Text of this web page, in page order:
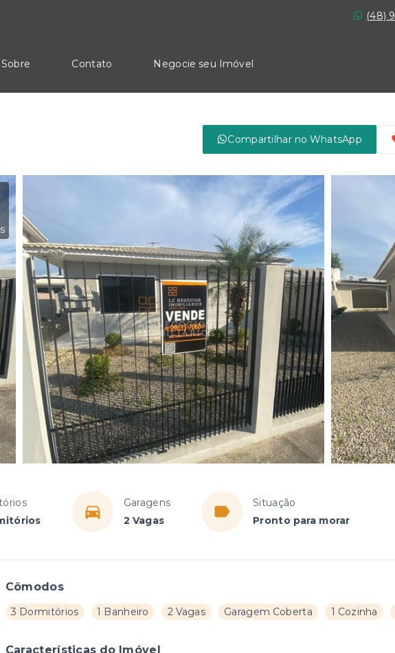
(48)
Sobre Contato Negocie seu Imóvel
Compartilhar no WhatsApp
Garagens
2 Vagas
Situação
Pronto para morar
Cômodos
3 Dormitórios 1 Banheiro 2 Vagas Garagem Coberta 1 Cozinha
Características do Imóvel